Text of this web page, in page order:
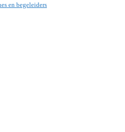
en begeleiders